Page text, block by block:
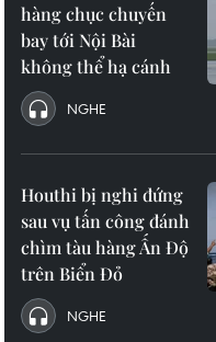
hàng chục chuyến
bay tới Nội Bài
không thể hạ cánh
NGHE
Houthi bị nghi đứng
sau vụ tấn công đánh
chìm tàu hàng Ấn Độ
trên Biển Đỏ
NGHE